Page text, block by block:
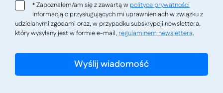
*Zapoznałem/am się z zawartą w polityce prywatności
informacją o przysługujących mi uprawnieniach w związku z
udzielanymi zgodami oraz, w przypadku subskrypcji newslettera,
który wysyłany jest w formie e-mail, regulaminem newslettera.